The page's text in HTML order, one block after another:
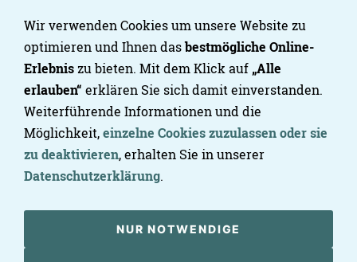
Werbung und Informationsmaterialien wird hiermit
ausdrücklich widersprochen. Die Betreiber der
Seiten behalten sich ausdrücklich rechtliche
Schritte im Falle der unverlangten Zusendung von
Werbeinformationen, etwa durch Spam-Mails, vor.
Wir verwenden Cookies um unsere Website zu
optimieren und Ihnen dasbestmögliche Online-
Erlebnis zu bieten. Mit dem Klick auf „Alle
erlauben“ erklären Sie sich damit einverstanden.
Weiterführende Informationen und die
Möglichkeit,einzelne Cookies zuzulassen oder sie
zu deaktivieren, erhalten Sie in unserer
Datenschutzerklärung.
NUR NOTWENDIGE